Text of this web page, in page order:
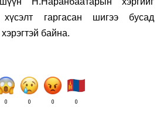
гаргасан шигээ бусад
байна.
0 0 0 0